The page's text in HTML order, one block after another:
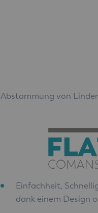
Abstammung von
Einfachheit,
dank einem Design